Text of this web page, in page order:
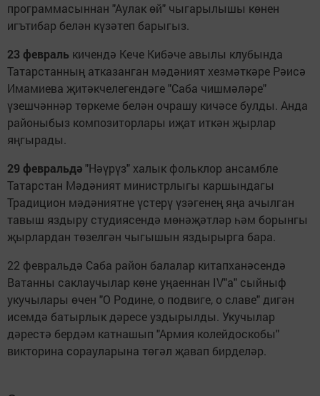
программасыннан "Аулак өй" чыгарылышы көнен
игътибар белән күзәтеп барыгыз.
23 февраль кичендә Кече Кибәче авылы клубында
Татарстанның атказанган мәдәният хезмәткәре Рәисә
Имамиева җитәкчелегендәге "Саба чиш­мәләре"
үзешчәннәр төркеме белән очрашу кичәсе булды. Анда
районыбыз композиторлары иҗат иткән җырлар
яңгырады.
29 февральдә "Нәүрүз" халык фольклор ансамбле
Татарстан Мәдәният министрлыгы каршындагы
Традицион мәдәниятне үстерү үзәгенең яңа ачылган
тавыш яздыру студиясендә мөнәҗәтләр һәм бо­рынгы
җырлардан төзелгән чыгышын яздырырга бара.
22 февральдә Саба район балалар китапханәсендә
Ватанны саклаучылар көне уңаеннан IV"а" сыйныф
укучылары өчен "О Родине, о подвиге, о славе" дигән
исемдә батырлык дәресе уздырылды. Укучылар
дәрестә бердәм катнашып "Армия колейдоскобы"
викторина сорауларына төгәл җавап бирделәр.